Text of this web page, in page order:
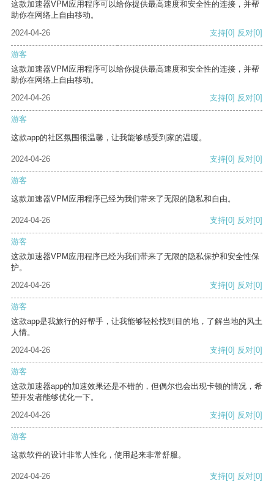
这款加速器VPM应用程序可以给你提供最高速度和安全性的连接，并帮
助你在网络上自由移动。
2024-04-26
支持[0] 反对[0]
游客
这款加速器VPM应用程序可以给你提供最高速度和安全性的连接，并帮
助你在网络上自由移动。
2024-04-26
支持[0] 反对[0]
游客
这款app的社区氛围很温馨，让我能够感受到家的温暖。
2024-04-26 支持[0] 反对[0]
游客
这款加速器VPM应用程序已经为我们带来了无限的隐私和自由。
2024-04-26 支持[0] 反对[0]
游客
这款加速器VPM应用程序已经为我们带来了无限的隐私保护和安全性保
护。
2024-04-26
支持[0] 反对[0]
游客
这款app是我旅行的好帮手，让我能够轻松找到目的地，了解当地的风土
人情。
2024-04-26
支持[0] 反对[0]
游客
这款加速器app的加速效果还是不错的，但偶尔也会出现卡顿的情况，希
望开发者能够优化一下。
2024-04-26
支持[0] 反对[0]
游客
这款软件的设计非常人性化，使用起来非常舒服。
2024-04-26 支持[0] 反对[0]